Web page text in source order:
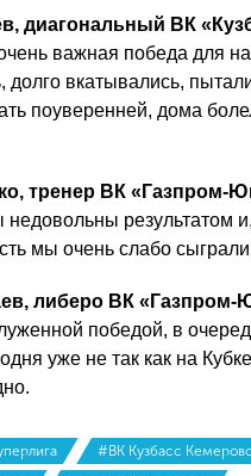
диагональный ВК
важная победа для
долго вкатывались,
поуверенней, дома
тренер ВК «Газпром-
результатом
мы очень слабо
либеро ВК «Газпром-
победой, в
уже не так как на
#ВК Кузбасс